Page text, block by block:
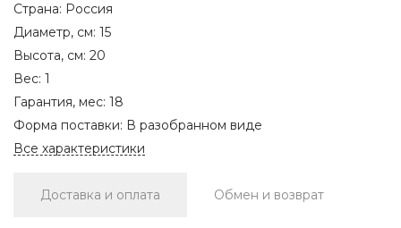
Страна: Россия
Диаметр, см: 15
Высота, см: 20
Вес: 1
Гарантия, мес: 18
Форма поставки: В разобранном виде
Все характеристики
Доставка и оплата Обмен и возврат